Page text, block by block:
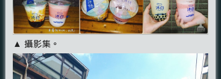
▲ 攝影集。